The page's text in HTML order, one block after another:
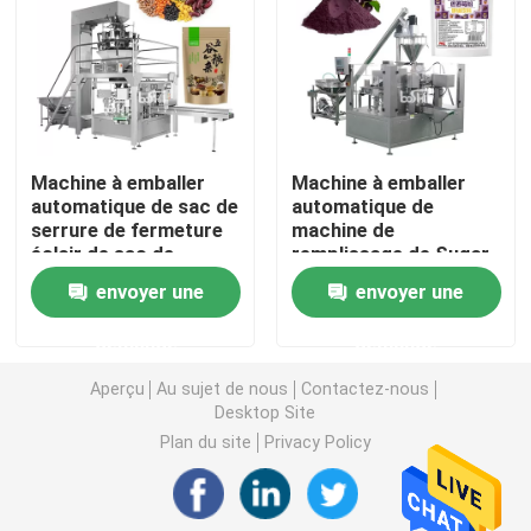
machine de remplissage de poudre
Machine à emballer de casse-croûte
Machine à emballer d'aliments surgelés
Machine de conditionnement de poche de Premade
Machine de remplissage de bouteilles semi
Accessoires de machine à emballer
Machine à emballer
automatique de sac de
serrure de fermeture
éclair de sac de
Premade de granule
de casse-croûte de
farine d'avoine de
envoyer une
Machine à emballer
automatique de
machine de
remplissage de Sugar
Powder Rice Powder
Flour de poudre de
cacao de Doybag
envoyer une
Aperçu Au sujet de nous
Contactez-nous
Desktop Site
Plan du site
Privacy Policy